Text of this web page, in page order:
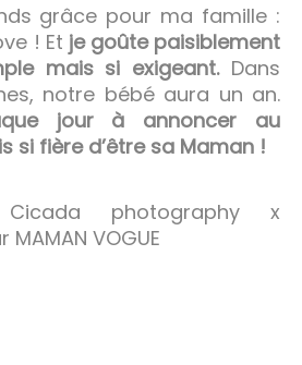
grâce pour ma famille :
! Et je goûte paisiblement
mais si exigeant.Dans
notre bébé aura un an.
jour à annoncer au
si fière d’être sa Maman !
photography x
VOGUE